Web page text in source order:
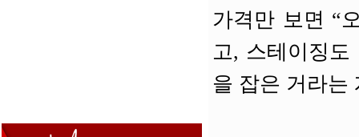
가격만 보면 “
고, 스테이징
을 잡은 거라는